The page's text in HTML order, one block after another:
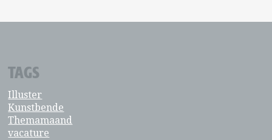
TAGS
Illuster
Kunstbende
Themamaand
vacature